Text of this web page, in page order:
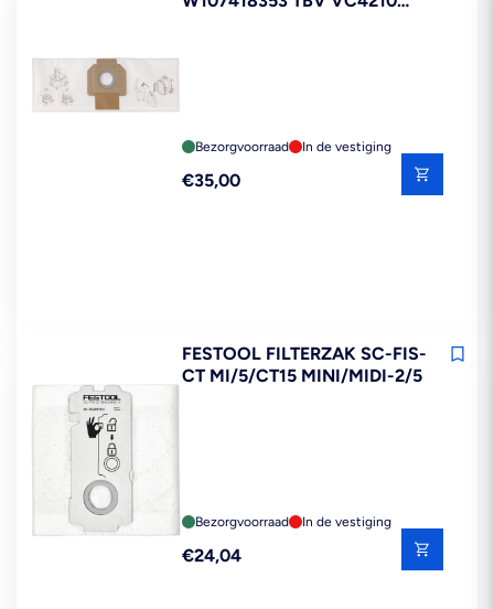
Bezorgvoorraad In de vestiging
Reguliere
€35,00
FESTOOL FILTERZAK SC-FIS-
CT MI/5/CT15 MINI/MIDI-2/5
Bezorgvoorraad In de vestiging
Reguliere
€24,04